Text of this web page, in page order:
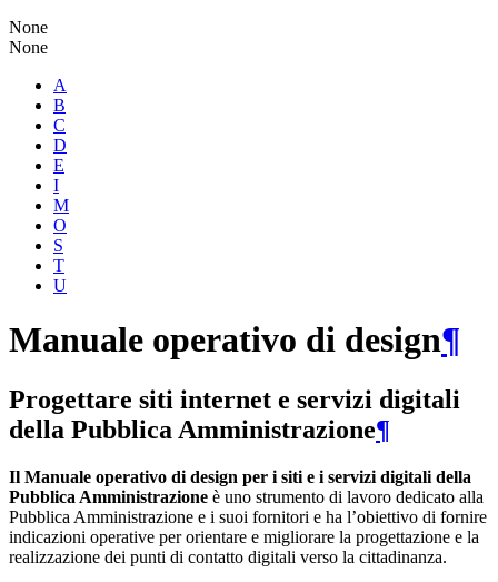
None
None
A
B
C
D
E
I
M
O
S
T
U
Manuale operativo di design¶
Progettare siti internet e servizi digitali
della Pubblica Amministrazione¶
Il Manuale operativo di design per i siti e i servizi digitali della
Pubblica Amministrazione è uno strumento di lavoro dedicato alla
Pubblica Amministrazione e i suoi fornitori e ha l’obiettivo di fornire
indicazioni operative per orientare e migliorare la progettazione e la
realizzazione dei punti di contatto digitali verso la cittadinanza.